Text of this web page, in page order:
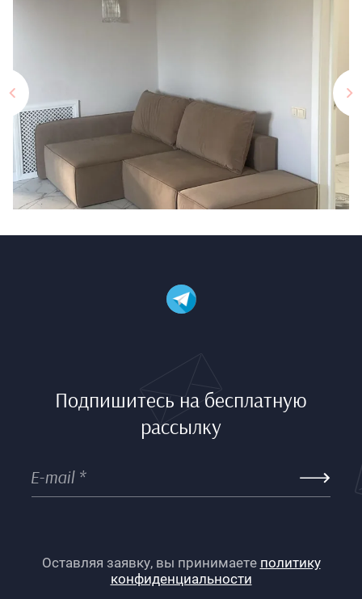
Подпишитесь на бесплатную
рассылку
Оставляя заявку, вы принимаете политику
конфиденциальности